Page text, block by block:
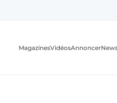
MagazinesVidéosAnnoncer